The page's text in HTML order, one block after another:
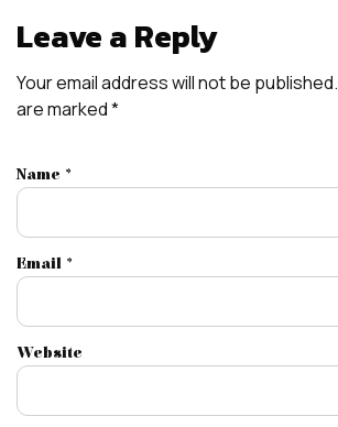
Leave a Reply
Your email address will not be published.
are marked*
Name *
Email *
Website